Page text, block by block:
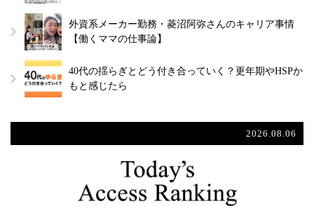
外資系メーカー勤務・菱沼阿弥さんのキャリア事情
【働くママの仕事論】
40代の揺らぎとどう付き合っていく？更年期やHSPか
もと感じたら
2026.08.06